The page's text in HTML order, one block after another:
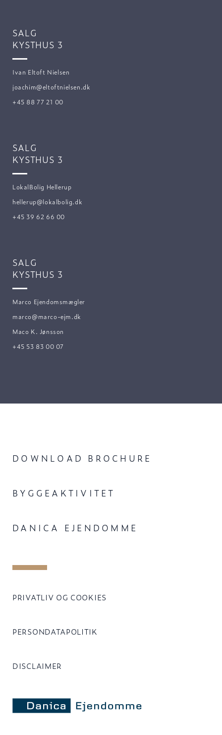
SALG
KYSTHUS 3
Ivan Eltoft Nielsen
joachim@eltoftnielsen.dk
+45 88 77 21 00
SALG
KYSTHUS 3
LokalBolig Hellerup
hellerup@lokalbolig.dk
+45 39 62 66 00
SALG
KYSTHUS 3
Marco Ejendomsmægler
marco@marco-ejm.dk
Maco K. Jønsson
+45 53 83 00 07
DOWNLOAD BROCHURE
BYGGEAKTIVITET
DANICA EJENDOMME
PRIVATLIV OG COOKIES
PERSONDATAPOLITIK
DISCLAIMER